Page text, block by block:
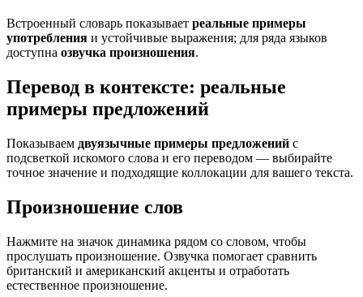
Встроенный словарь показывает реальные примеры
употребления и устойчивые выражения; для ряда языков
доступна озвучка произношения.
Перевод в контексте: реальные
примеры предложений
Показываем двуязычные примеры предложений с
подсветкой искомого слова и его переводом — выбирайте
точное значение и подходящие коллокации для вашего текста.
Произношение слов
Нажмите на значок динамика рядом со словом, чтобы
прослушать произношение. Озвучка помогает сравнить
британский и американский акценты и отработать
естественное произношение.